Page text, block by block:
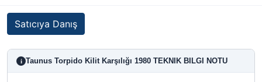
Satıcıya Danış
i Taunus Torpido Kilit Karşılığı 1980 TEKNIK BILGI NOTU